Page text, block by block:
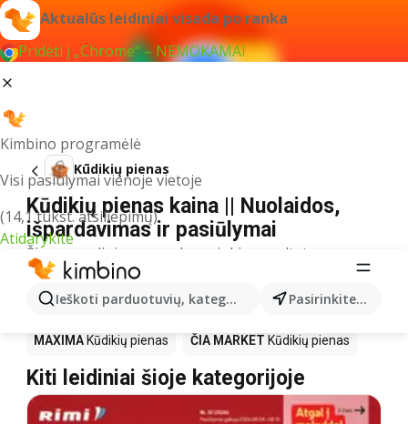
Aktualūs leidiniai visada po ranka
Pridėti į „Chrome“ – NEMOKAMAI
Kimbino programėlė
Visi pasiūlymai vienoje vietoje
(14,1 tūkst. atsiliepimų)
Atidarykite
Ieškoti parduotuvių, kategorijų, produktų... Pasirinkite miestą
Kūdikių pienas
Kūdikių pienas kaina || Nuolaidos,
išpardavimas ir pasiūlymai
Šiuo pavadinimu neradome jokių rezultatų
Akcija Kūdikių pienas – kur
nusipirkti?
MAXIMA Kūdikių pienas ČIA MARKET Kūdikių pienas
Kiti leidiniai šioje kategorijoje